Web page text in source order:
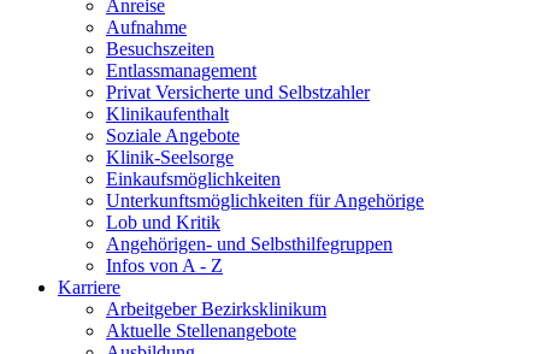
Anreise
Aufnahme
Besuchszeiten
Entlassmanagement
Privat Versicherte und Selbstzahler
Klinikaufenthalt
Soziale Angebote
Klinik-Seelsorge
Einkaufsmöglichkeiten
Unterkunftsmöglichkeiten für Angehörige
Lob und Kritik
Angehörigen- und Selbsthilfegruppen
Infos von A - Z
Karriere
Arbeitgeber Bezirksklinikum
Aktuelle Stellenangebote